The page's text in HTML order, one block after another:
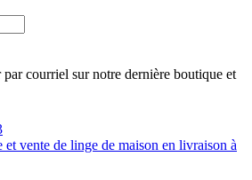
par courriel sur notre dernière boutique et
et vente de linge de maison en livraison à